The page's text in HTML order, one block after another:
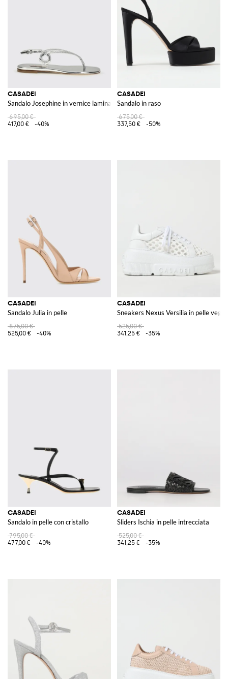
incontrano per offrire un'esperienza di acquisto unica nel suo genere.
Esplorate la vasta selezione di articoli e lasciatevi ispirare dall'eccellenza
del design italiano per aggiungere un tocco di glamour al vostro
CASADEI
Sandalo Josephine in vernice laminata con strass
695,00 €
417,00 €
-40%
CASADEI
Sandalo in raso
675,00 €
337,50 €
-50%
CASADEI
Sandalo Julia in pelle
875,00 €
525,00 €
-40%
CASADEI
Sneakers Nexus Versilia in pelle
525,00 €
341,25 €
-35%
CASADEI
Sandalo in pelle con cristallo
795,00 €
477,00 €
-40%
CASADEI
Sliders Ischia in pelle intrecciata
525,00 €
341,25 €
-35%